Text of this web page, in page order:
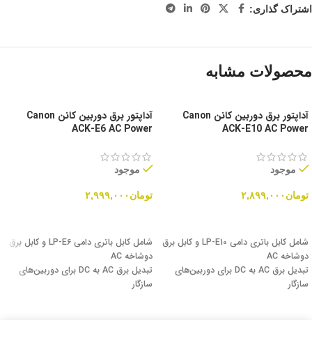
اشتراک گذاری:
محصولات مشابه
آداپتور برق دوربین کانن Canon
ACK-E10 AC Power
موجود
تومان ۲,۸۹۹,۰۰۰
شامل کابل باتری دامی LP-E10 و کابل برق
دوشاخه AC
تبدیل برق AC به DC برای دوربین‌های
سازگار
آداپتور برق دوربین کانن Canon
ACK-E6 AC Power
موجود
تومان ۲,۹۹۹,۰۰۰
شامل کابل باتری دامی LP-E6 و کابل برق
دوشاخه AC
تبدیل برق AC به DC برای دوربین‌های
سازگار